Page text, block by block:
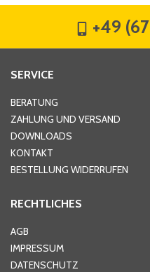
+49
SERVICE
BERATUNG
ZAHLUNG UND VERSAND
DOWNLOADS
KONTAKT
BESTELLUNG WIDERRUFEN
RECHTLICHES
AGB
IMPRESSUM
DATENSCHUTZ